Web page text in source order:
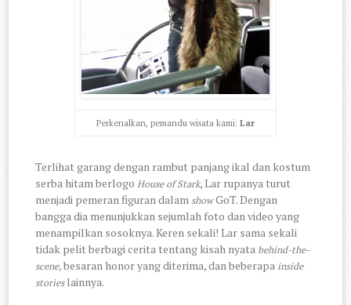
Perkenalkan, pemandu wisata kami: Lar
Terlihat garang dengan rambut panjang ikal dan kostum
serba hitam berlogoHouse of Stark, Lar rupanya turut
menjadi pemeran figuran dalamshowGoT. Dengan
bangga dia menunjukkan sejumlah foto dan video yang
menampilkan sosoknya. Keren sekali! Lar sama sekali
tidak pelit berbagi cerita tentang kisah nyata behind-the-
scene,besaran honor yang diterima, dan beberapainside
storieslainnya.